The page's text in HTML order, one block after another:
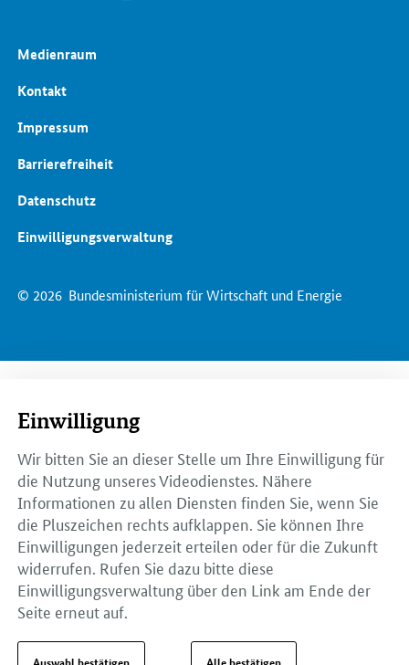
© 2026 Bundesministerium für Wirtschaft und Energie
Medienraum
Kontakt
Impressum
Barrierefreiheit
Datenschutz
Einwilligungsverwaltung
Einwilligung
Wir bitten Sie an dieser Stelle um Ihre Einwilligung für
die Nutzung unseres Videodienstes. Nähere
Informationen zu allen Diensten finden Sie, wenn Sie
die Pluszeichen rechts aufklappen. Sie können Ihre
Einwilligungen jederzeit erteilen oder für die Zukunft
widerrufen. Rufen Sie dazu bitte diese
Einwilligungsverwaltung über den Link am Ende der
Seite erneut auf.